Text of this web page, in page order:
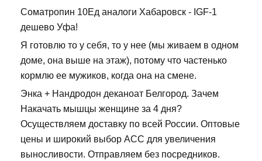
Cоматропин 10Ед аналоги Хабаровск - IGF-1
дешево Уфа!
Я готовлю то у себя, то у нее (мы живаем в одном
доме, она выше на этаж), потому что частенько
кормлю ее мужиков, когда она на смене.
Энка + Нандродон деканоат Белгород. Зачем
Накачать мышцы женщине за 4 дня?
Осуществляем доставку по всей России. Оптовые
цены и широкий выбор ACC для увеличения
выносливости. Отправляем без посредников.